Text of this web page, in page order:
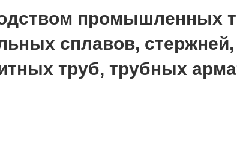
промышленных
сплавов,
труб, трубных